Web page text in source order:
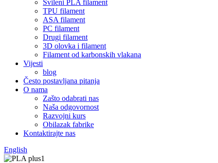
Svileni PLA filament
TPU filament
ASA filament
PC filament
Drugi filament
3D olovka i filament
Filament od karbonskih vlakana
Vijesti
blog
Često postavljana pitanja
O nama
Zašto odabrati nas
Naša odgovornost
Razvojni kurs
Obilazak fabrike
Kontaktirajte nas
English